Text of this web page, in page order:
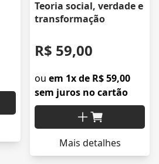
Teoria social, verdade e
transformação
R$ 59,00
ou em 1x de R$ 59,00
sem juros no cartão
Mais detalhes